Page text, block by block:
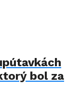
bol za